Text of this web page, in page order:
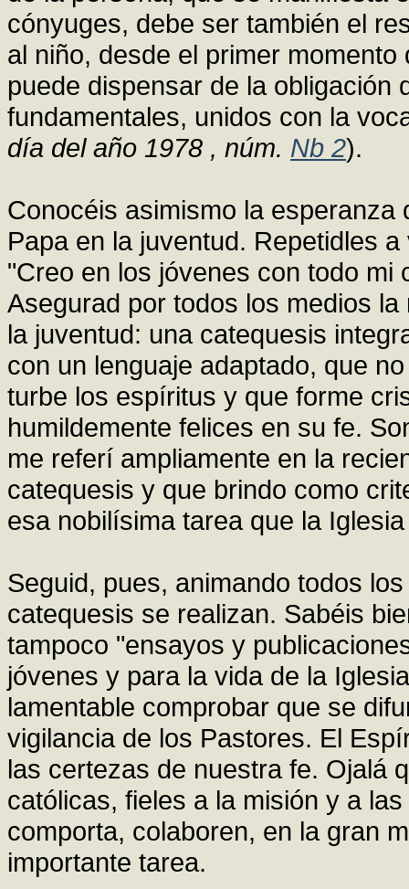
cónyuges, debe ser también el
al niño, desde el primer
puede dispensar de la
fundamentales, unidos con la
día del año 1978 , núm. Nb 2).
Conocéis asimismo la esperanza
Papa en la juventud. Repetidles
"Creo en los jóvenes con todo
Asegurad por todos los medios
la juventud: una catequesis
con un lenguaje adaptado, que
turbe los espíritus y que forme
humildemente felices en su fe.
me referí ampliamente en la
catequesis y que brindo como
esa nobilísima tarea que la
Seguid, pues, animando todos
catequesis se realizan. Sabéis
tampoco "ensayos y
jóvenes y para la vida de la
lamentable comprobar que se
vigilancia de los Pastores. El
las certezas de nuestra fe. Ojalá
católicas, fieles a la misión y a
comporta, colaboren, en la gran
importante tarea.